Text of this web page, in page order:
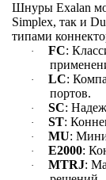
Шнуры Exalan
Simplex, так и
типами
· FC:
· LC:
портов.
· SC:
· ST:
· MU:
· E2000:
· MTRJ: